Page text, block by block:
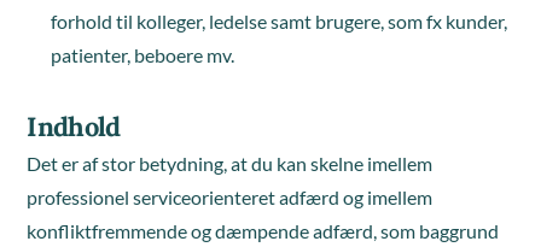
forhold til kolleger, ledelse samt brugere, som fx kunder,
patienter, beboere mv.
Indhold
Det er af stor betydning, at du kan skelne imellem
professionel serviceorienteret adfærd og imellem
konfliktfremmende og dæmpende adfærd, som baggrund